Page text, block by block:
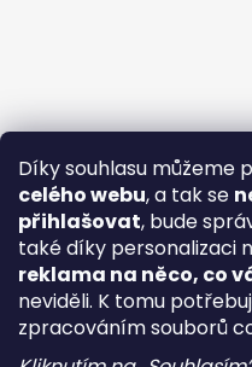
Díky souhlasu můžeme
celého webu, a tak se
přihlašovat, bude
také díky personalizaci
reklama na něco, co
neviděli. K tomu
zpracováním souborů